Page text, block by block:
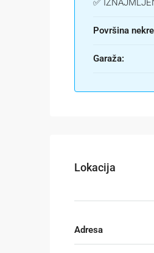
Površina
Garaža:
Lokacija
Adresa